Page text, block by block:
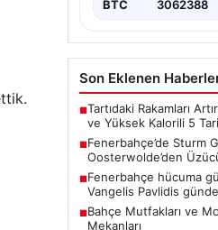
BTC 3062388
Son Eklenen
■Tartıdaki Rakamları
ve Yüksek Kalorili 5
■Fenerbahçe’de Sturm
Oosterwolde’den
■Fenerbahçe hücuma
Vangelis Pavlidis
■Bahçe Mutfakları ve
Mekanları